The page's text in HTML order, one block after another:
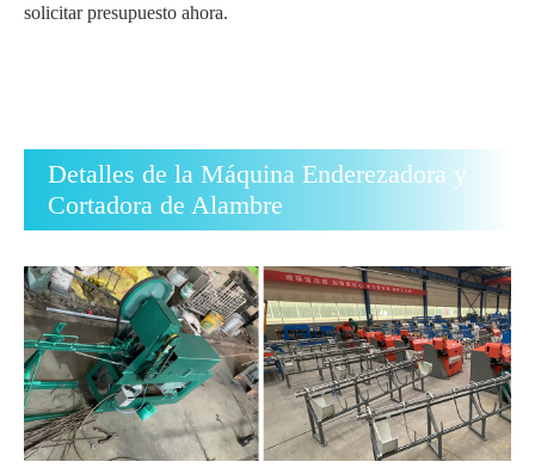
solicitar presupuesto ahora.
Detalles de la Máquina Enderezadora y
Cortadora de Alambre